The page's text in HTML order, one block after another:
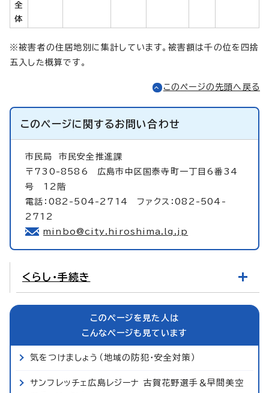
全
体
※被害者の住居地別に集計しています。被害額は千の位を四捨
五入した概算です。
このページの先頭へ戻る
このページに関するお問い合わせ
市民局 市民安全推進課
〒730-8586 広島市中区国泰寺町一丁目6番34
号 12階
電話：082-504-2714 ファクス：082-504-
2712
minbo@city.hiroshima.lg.jp
くらし・手続き
このページを見た人は
こんなページも見ています
気をつけましょう（地域の防犯・安全対策）
サンフレッチェ広島レジーナ 古賀花野選手＆早間美空